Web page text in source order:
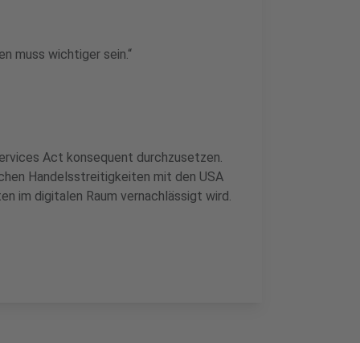
muss wichtiger sein.“
Act konsequent durchzusetzen.
Handelsstreitigkeiten mit den USA
im digitalen Raum vernachlässigt wird.